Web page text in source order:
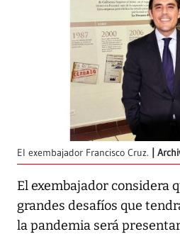
El exembajador Francisco Cruz.
El exembajador considera
grandes desafíos que
la pandemia será